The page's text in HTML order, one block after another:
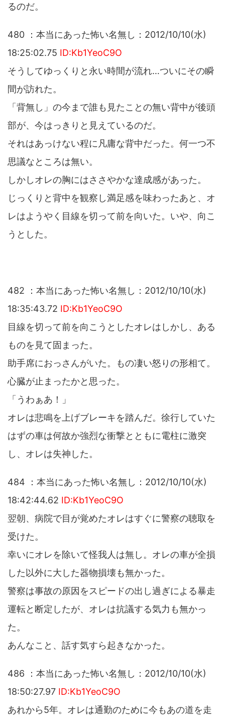
るのだ。
480 ：本当にあった怖い名無し：2012/10/10(水)
18:25:02.75 ID:Kb1YeoC9O
そうしてゆっくりと永い時間が流れ…ついにその瞬
間が訪れた。
「背無し」の今まで誰も見たことの無い背中が後頭
部が、今はっきりと見えているのだ。
それはあっけない程に凡庸な背中だった。何一つ不
思議なところは無い。
しかしオレの胸にはささやかな達成感があった。
じっくりと背中を観察し満足感を味わったあと、オ
レはようやく目線を切って前を向いた。いや、向こ
うとした。
482 ：本当にあった怖い名無し：2012/10/10(水)
18:35:43.72 ID:Kb1YeoC9O
目線を切って前を向こうとしたオレはしかし、ある
ものを見て固まった。
助手席におっさんがいた。もの凄い怒りの形相て。
心臓が止まったかと思った。
「うわぁあ！」
オレは悲鳴を上げブレーキを踏んだ。徐行していた
はずの車は何故か強烈な衝撃とともに電柱に激突
し、オレは失神した。
484 ：本当にあった怖い名無し：2012/10/10(水)
18:42:44.62 ID:Kb1YeoC9O
翌朝、病院で目が覚めたオレはすぐに警察の聴取を
受けた。
幸いにオレを除いて怪我人は無し。オレの車が全損
した以外に大した器物損壊も無かった。
警察は事故の原因をスピードの出し過ぎによる暴走
運転と断定したが、オレは抗議する気力も無かっ
た。
あんなこと、話す気すら起きなかった。
486 ：本当にあった怖い名無し：2012/10/10(水)
18:50:27.97 ID:Kb1YeoC9O
あれから5年。オレは通勤のために今もあの道を走